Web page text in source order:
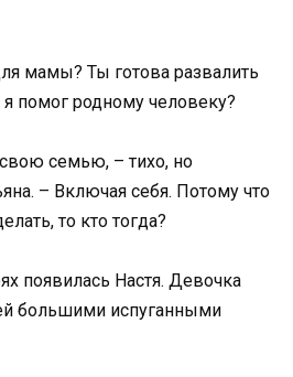
мамы? Ты готова развалить
помог родному человеку?
семью, – тихо, но
– Включая себя. Потому что
то кто тогда?
появилась Настя. Девочка
большими испуганными